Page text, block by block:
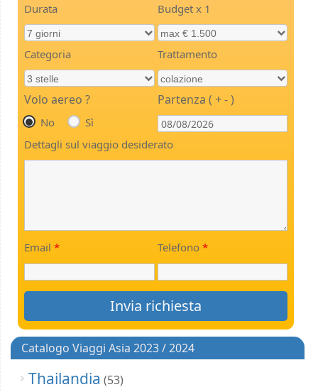
Durata Budget x 1
Categoria Trattamento
Volo aereo ?
No Sì
Partenza ( + - )
Dettagli sul viaggio desiderato
Email * Telefono *
Catalogo Viaggi Asia 2023 / 2024
Thailandia (53)